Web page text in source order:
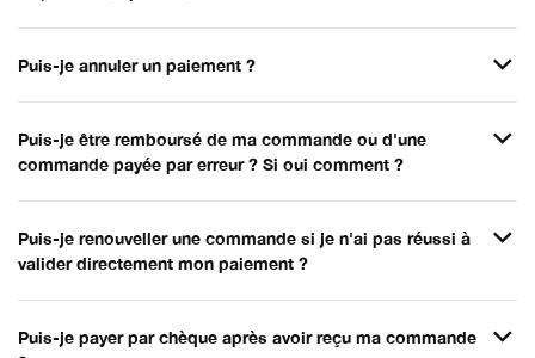
Puis-je annuler un paiement ?
Puis-je être remboursé de ma commande ou d'une
commande payée par erreur ? Si oui comment ?
Puis-je renouveller une commande si je n'ai pas réussi à
valider directement mon paiement ?
Puis-je payer par chèque après avoir reçu ma commande